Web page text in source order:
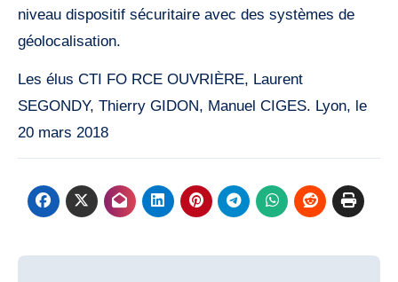
niveau dispositif sécuritaire avec des systèmes de
géolocalisation.
Les élus CTI FO RCE OUVRIÈRE, Laurent
SEGONDY, Thierry GIDON, Manuel CIGES. Lyon, le
20 mars 2018